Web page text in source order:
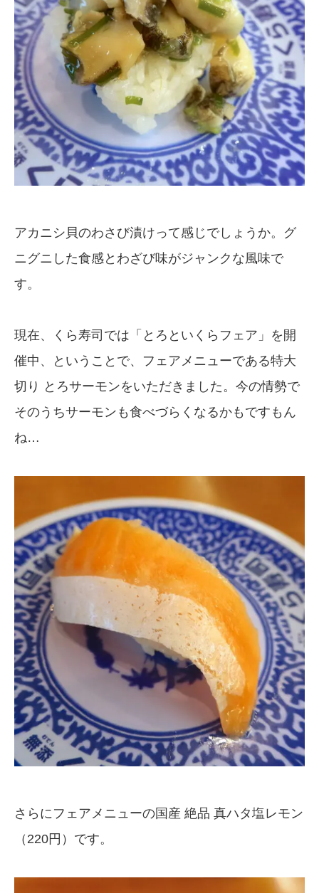
アカニシ貝のわさび漬けって感じでしょうか。グ
ニグニした食感とわざび味がジャンクな風味で
す。
現在、くら寿司では「とろといくらフェア」を開
催中、ということで、フェアメニューである特大
切り とろサーモンをいただきました。今の情勢で
そのうちサーモンも食べづらくなるかもですもん
ね…
さらにフェアメニューの国産 絶品 真ハタ塩レモン
（220円）です。